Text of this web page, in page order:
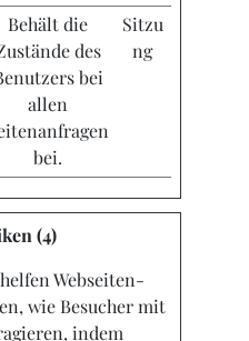
Behält die
des
bei
allen
bei.
Sitzu
ng
(4)
Webseiten-
wie Besucher mit
indem